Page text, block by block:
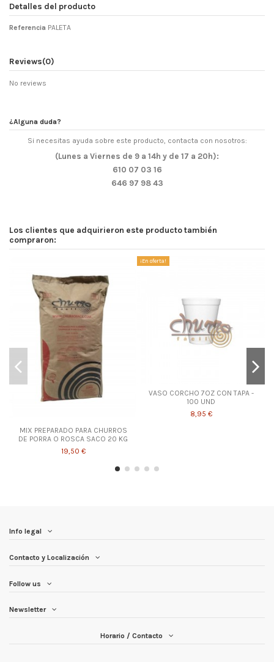
Detalles del producto
Referencia PALETA
Reviews(0)
No reviews
¿Alguna duda?
Si necesitas ayuda sobre este producto, contacta con nosotros:
(Lunes a Viernes de 9 a 14h y de 17 a 20h):
610 07 03 16
646 97 98 43
Los clientes que adquirieron este producto también
compraron:
MIX PREPARADO PARA CHURROS
DE PORRA O ROSCA SACO 20 KG
19,50 €
¡En oferta!
VASO CORCHO 7OZ CON TAPA -
100 UND
8,95 €
Info legal
Contacto y Localización
Follow us
Newsletter
Horario / Contacto